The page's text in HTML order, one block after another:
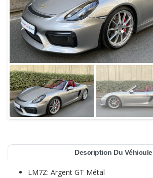
Description Du Véhicule
LM7Z: Argent GT Métal